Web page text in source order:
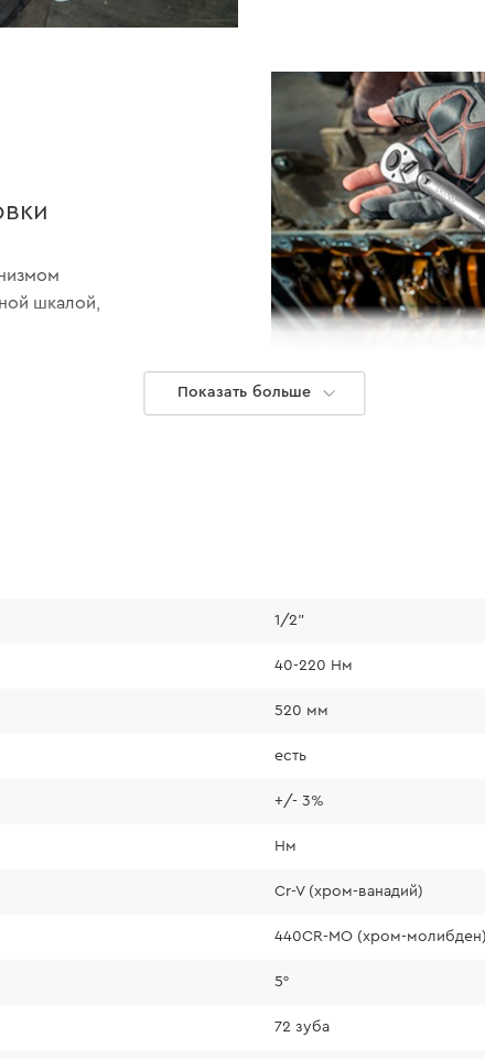
шкалой,
Рабочий
Показать больше
1/2"
40-220 Нм
520 мм
есть
+/- 3%
Нм
Cr-V (хром-ванадий)
440CR-MO (хром-молибден)
5°
72 зуба